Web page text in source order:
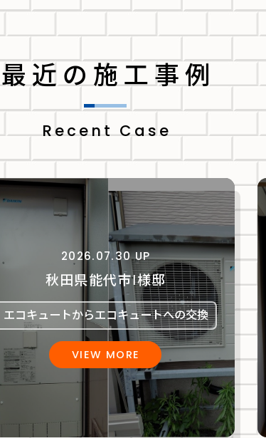
最近の施工事例
Recent Case
2026.07.30 UP
秋田県能代市Ⅰ様邸
エコキュートからエコキュートへの交換
VIEW MORE